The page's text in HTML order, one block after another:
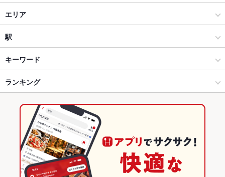
個室完備 海鮮と産地鶏の炭火焼 鶏菜 静岡駅前店
完全個室 海鮮と産地鶏の炭火焼 うお鶏 浜松店
完全個室 海鮮と産地鶏の炭火焼 うお鶏 清水店
完全個室 海鮮と産地鶏の炭火焼 うお鶏 藤枝店
静岡おでん 海鮮和食居酒屋 ごっつぁんです。 静岡店
完全個室 海鮮と産地鶏の炭火焼 うお鶏 静岡駅店
個室完備 海鮮と産地鶏の炭火焼 うお鶏 掛川店
居酒屋
和風
御殿場・富士・沼津・三島 × 居酒屋
御殿場・富士・沼津・三島 × 和風
沼津駅 × 居酒屋
沼津駅 × 和風
焼き鳥・鶏料理
エリア
沼津
沼津 × 居酒屋
沼津 × 和風
沼津 × 和食
沼津 × 焼き鳥・鶏料理
静岡 × 居酒屋
駅
大岡駅
沼津駅
三島駅
キーワード
からあげ
チャーハン 炭火焼 担々麺
ランキング
静岡のグルメランキング
静岡の居酒屋ランキング
御殿場・富士・沼津・三島のグルメランキング
御殿場・富士・沼津・三島の居酒屋ランキング